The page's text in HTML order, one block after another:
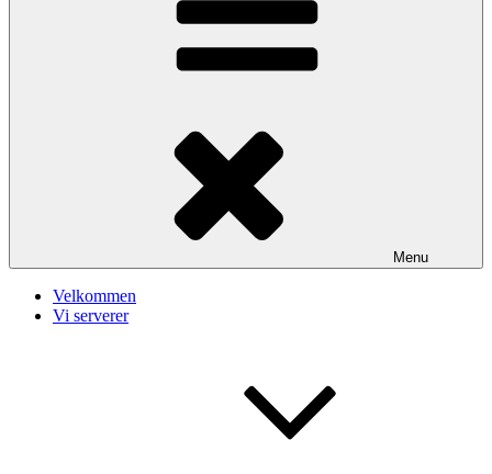
Menu
Velkommen
Vi serverer